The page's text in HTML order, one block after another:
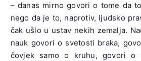
– danas mirno govori o tome da
nego da je to, naprotiv, ljudsko
čak ušlo u ustav nekih zemalja.
nauk govori o svetosti braka,
čovjek samo o kruhu, govori o